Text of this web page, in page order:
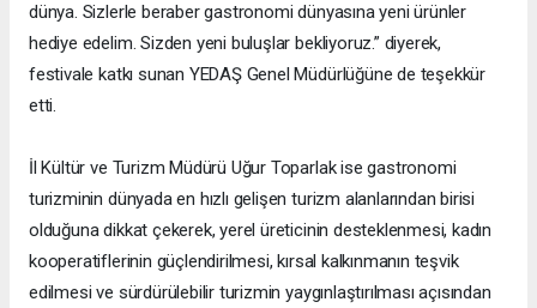
dünya. Sizlerle beraber gastronomi dünyasına yeni ürünler
hediye edelim. Sizden yeni buluşlar bekliyoruz.” diyerek,
festivale katkı sunan YEDAŞ Genel Müdürlüğüne de teşekkür
etti.
İl Kültür ve Turizm Müdürü Uğur Toparlak ise gastronomi
turizminin dünyada en hızlı gelişen turizm alanlarından birisi
olduğuna dikkat çekerek, yerel üreticinin desteklenmesi, kadın
kooperatiflerinin güçlendirilmesi, kırsal kalkınmanın teşvik
edilmesi ve sürdürülebilir turizmin yaygınlaştırılması açısından